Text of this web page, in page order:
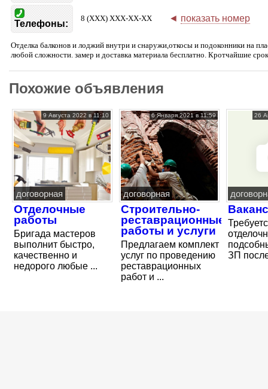
Телефоны:
8 (XXX) XXX-XX-XX ◄ показать номер
Отделка балконов и лоджий внутри и снаружи,откосы и подоконники на
любой сложности. замер и доставка материала бесплатно. Кротчайшие
Похожие объявления
9 Августа 2022 в 11:10
договорная
Отделочные
работы
Бригада мастеров
выполнит быстро,
качественно и
недорого любые ...
6 Января 2021 в 11:59
договорная
Строительно-
реставрационные
работы и услуги
Предлагаем комплект
услуг по проведению
реставрационных
работ и ...
26
ЗП